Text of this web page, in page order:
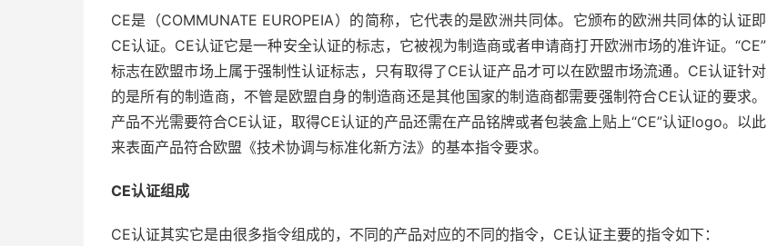
CE是（COMMUNATE EUROPEIA）的简称，它代表的是欧洲共同体。它颁布的欧洲共同体的认证即
CE认证。CE认证它是一种安全认证的标志，它被视为制造商或者申请商打开欧洲市场的准许证。“CE”
标志在欧盟市场上属于强制性认证标志，只有取得了CE认证产品才可以在欧盟市场流通。CE认证针对
的是所有的制造商，不管是欧盟自身的制造商还是其他国家的制造商都需要强制符合CE认证的要求。
产品不光需要符合CE认证，取得CE认证的产品还需在产品铭牌或者包装盒上贴上“CE”认证logo。以此
来表面产品符合欧盟《技术协调与标准化新方法》的基本指令要求。
CE认证组成
CE认证其实它是由很多指令组成的，不同的产品对应的不同的指令，CE认证主要的指令如下：